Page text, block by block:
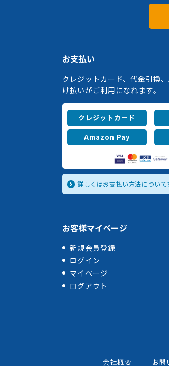
お支払い
クレジットカード、代金引換
け払いがご利用になれます。
クレジットカード
Amazon Pay
詳しくはお支払い方法について
お客様マイページ
新規会員登録
ログイン
マイページ
ログアウト
会社概要 お問